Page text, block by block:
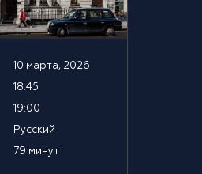
10 марта, 2026
18:45
19:00
Русский
79 минут